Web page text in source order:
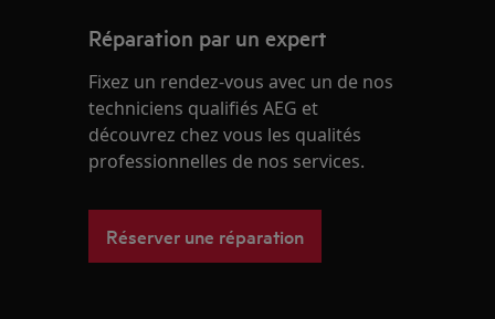
Réparation par un expert
Fixez un rendez-vous avec un de nos
techniciens qualifiés AEG et
découvrez chez vous les qualités
professionnelles de nos services.
Réserver une réparation